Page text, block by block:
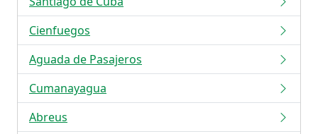
Cienfuegos
Aguada de Pasajeros
Cumanayagua
Abreus